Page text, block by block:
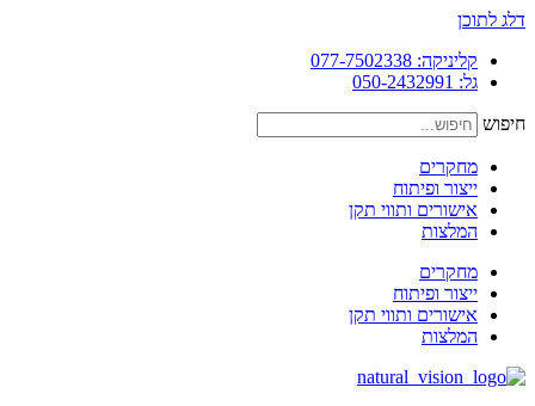
דלג לתוכן
קליניקה: 077-7502338
גל: 050-2432991
חיפוש
מחקרים
ייצור ופיתוח
אישורים ותווי תקן
המלצות
מחקרים
ייצור ופיתוח
אישורים ותווי תקן
המלצות